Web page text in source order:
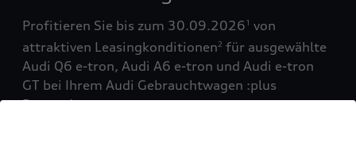
Profitieren Sie bis zum 30.09.20261 von
attraktiven Leasingkonditionen2 für ausgewählte
Audi Q6 e-tron, Audi A6 e-tron und Audi e-tron
GT bei Ihrem Audi Gebrauchtwagen :plus
Partner!